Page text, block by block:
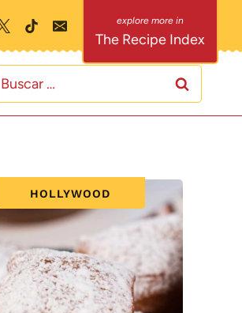
The Recipe Index
Buscar:
HOLLYWOOD